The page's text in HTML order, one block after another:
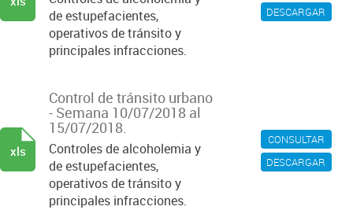
DESCARGAR
de estupefacientes,
operativos de tránsito y
principales infracciones.
CONSULTAR
DESCARGAR
Control de tránsito urbano
- Semana 10/07/2018 al
15/07/2018.
Controles de alcoholemia y
de estupefacientes,
operativos de tránsito y
principales infracciones.
xls